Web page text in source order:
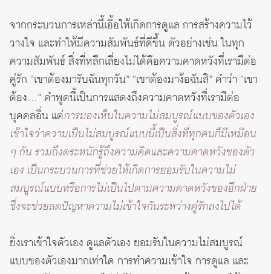
จากกระบวนการเหล่านี้เอื้อให้เกิดการดูแล การสร้างความไว้
วางใจ และทำให้มีความสัมพันธ์ที่ดีขึ้น ตัวอย่างเช่น ในทุก
ความสัมพันธ์ สิ่งที่หลีกเลี่ยงไม่ได้คือความคาดหวังที่เรามีต่อ
คู่รัก “เขาต้องมารับฉันทุกวัน” “เขาต้องมาง้อฉันสิ” คำว่า “เขา
ต้อง…” คำพูดนี้เป็นการแสดงถึงความคาดหวังที่เรามีต่อ
บุคคลอื่น แต่การมองเห็นในความไม่สมบูรณ์แบบของตัวเอง
เข้าใจว่าความเป็นไม่สมบูรณ์แบบนี้เป็นสิ่งที่ทุกคนก็มีเหมือน
ๆ กัน รวมถึงตระหนักรู้ถึงความคิดและความคาดหวังของตัว
เอง เป็นกระบวนการที่ช่วยให้เกิดการยอมรับในความไม่
สมบูรณ์แบบหรือการไม่เป็นไปตามความคาดหวังของอีกฝ่าย
ซึ่งจะช่วยลดปัญหาความไม่เข้าใจกันระหว่างคู่รักลงไปได้
ยิ่งเราเข้าใจตัวเอง ดูแลตัวเอง ยอมรับในความไม่สมบูรณ์
แบบของตัวเองมากเท่าใด การทำความเข้าใจ การดูแล และ